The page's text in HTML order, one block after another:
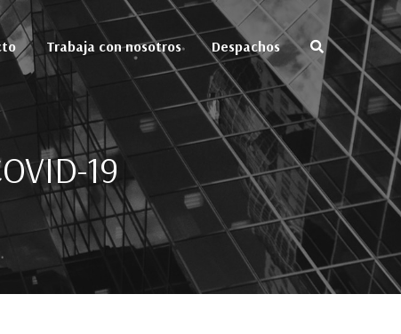
Trabaja con nosotros Despachos
19